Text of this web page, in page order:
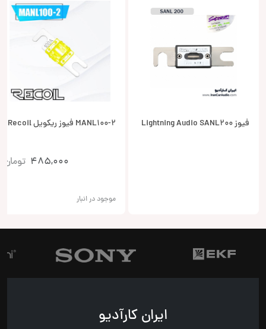
فیوز Lightning Audio SANL200 MANL100-2 فیوز ریکویل Recoil
485,000 تومان
موجود در انبار
ایران کارآدیو